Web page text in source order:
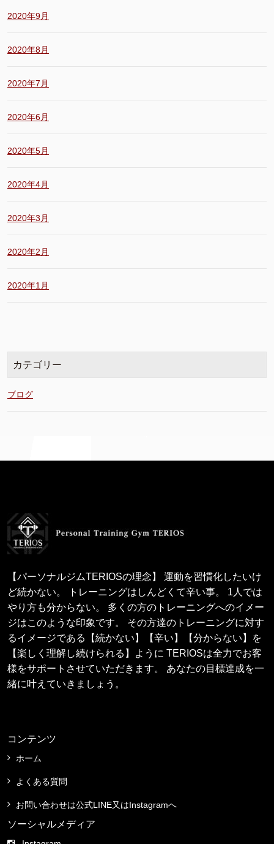
2020年9月
2020年8月
2020年7月
2020年6月
2020年5月
2020年4月
2020年3月
2020年2月
2020年1月
カテゴリー
ブログ
【パーソナルジムTERIOSの理念】 運動を習慣化したいけ
ど続かない。 トレーニングはしんどくて辛い事。 1人では
やり方も分からない。 多くの方のトレーニングへのイメー
ジはこのような印象です。 その方達のトレーニングに対す
るイメージである【続かない】【辛い】【分からない】を
【楽しく理解し続けられる】ように TERIOSは全力でお客
様をサポートさせていただきます。 あなたの目標達成を一
緒に叶えていきましょう。
コンテンツ
ホーム
よくある質問
お問い合わせは公式LINE又はInstagramへ
ソーシャルメディア